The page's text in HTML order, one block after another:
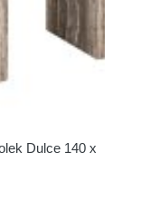
Dulce 140 x